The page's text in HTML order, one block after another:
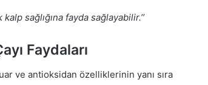
sağlığına fayda sağlayabilir.’’
Faydaları
ve antioksidan özelliklerinin yanı sıra